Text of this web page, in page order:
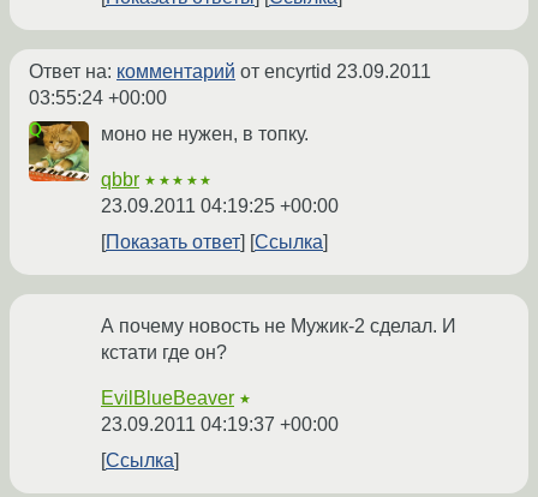
Ответ на: комментарий от encyrtid 23.09.2011
03:55:24 +00:00
моно не нужен, в топку.
qbbr ★★★★★
23.09.2011 04:19:25 +00:00
Показать ответ
Ссылка
А почему новость не Мужик-2 сделал. И
кстати где он?
EvilBlueBeaver ★
23.09.2011 04:19:37 +00:00
Ссылка